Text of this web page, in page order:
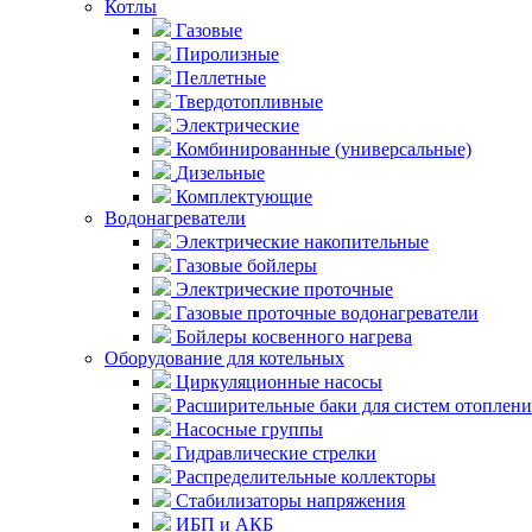
Котлы
Газовые
Пиролизные
Пеллетные
Твердотопливные
Электрические
Комбинированные (универсальные)
Дизельные
Комплектующие
Водонагреватели
Электрические накопительные
Газовые бойлеры
Электрические проточные
Газовые проточные водонагреватели
Бойлеры косвенного нагрева
Оборудование для котельных
Циркуляционные насосы
Расширительные баки для систем
Насосные группы
Гидравлические стрелки
Распределительные коллекторы
Стабилизаторы напряжения
ИБП и АКБ